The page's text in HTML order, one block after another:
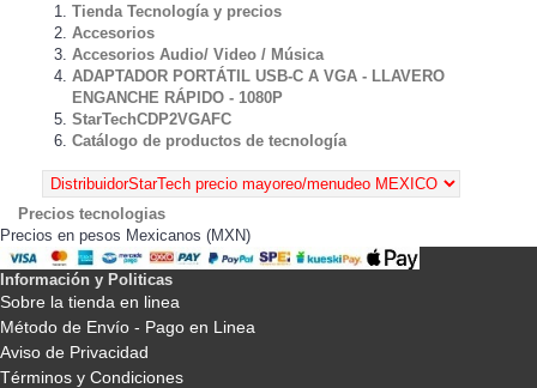
Tienda Tecnología y precios
Accesorios
Accesorios Audio/ Video / Música
ADAPTADOR PORTÁTIL USB-C A VGA - LLAVERO
ENGANCHE RÁPIDO - 1080P
StarTechCDP2VGAFC
Catálogo de productos de tecnología
Precios tecnologias
Precios en pesos Mexicanos (MXN)
Información y Politicas
Sobre la tienda en linea
Método de Envío - Pago en Linea
Aviso de Privacidad
Términos y Condiciones